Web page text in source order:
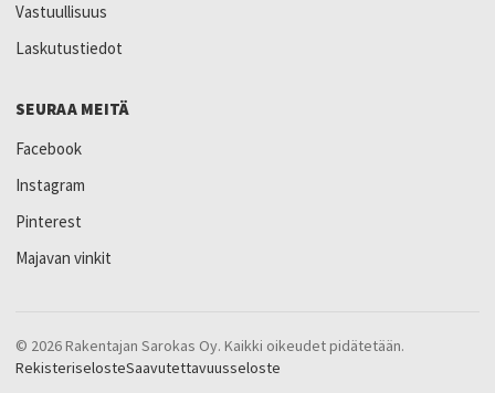
Vastuullisuus
Laskutustiedot
SEURAA MEITÄ
Facebook
Instagram
Pinterest
Majavan vinkit
© 2026 Rakentajan Sarokas Oy. Kaikki oikeudet pidätetään.
RekisteriselosteSaavutettavuusseloste